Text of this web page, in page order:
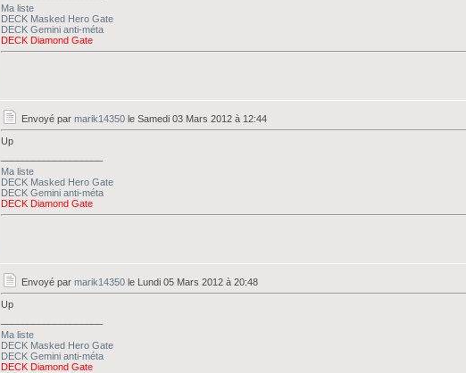
Ma liste
DECK Masked Hero Gate
DECK Gemini anti-méta
DECK Diamond Gate
Envoyé par marik14350 le Samedi 03 Mars 2012 à 12:44
Up
Ma liste
DECK Masked Hero Gate
DECK Gemini anti-méta
DECK Diamond Gate
Envoyé par marik14350 le Lundi 05 Mars 2012 à 20:48
Up
Ma liste
DECK Masked Hero Gate
DECK Gemini anti-méta
DECK Diamond Gate